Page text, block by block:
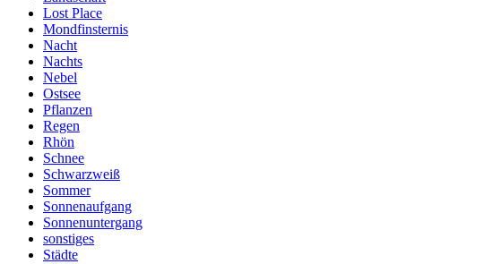
Lost Place
Mondfinsternis
Nacht
Nachts
Nebel
Ostsee
Pflanzen
Regen
Rhön
Schnee
Schwarzweiß
Sommer
Sonnenaufgang
Sonnenuntergang
sonstiges
Städte